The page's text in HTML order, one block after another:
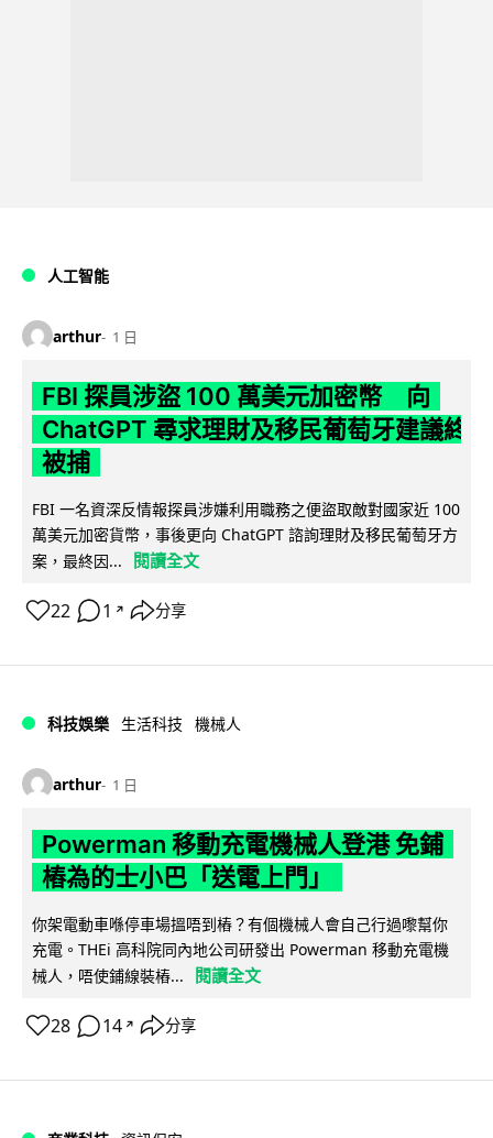
人工智能
arthur 1 日
FBI 探員涉盜 100 萬美元加密幣 向
ChatGPT 尋求理財及移民葡萄牙建議終
被捕
FBI 一名資深反情報探員涉嫌利用職務之便盜取敵對國家近 100
萬美元加密貨幣，事後更向 ChatGPT 諮詢理財及移民葡萄牙方
案，最終因...
閱讀全文
22 1 ↗ 分享
科技娛樂 生活科技 機械人
arthur 1 日
Powerman 移動充電機械人登港 免鋪
樁為的士小巴「送電上門」
你架電動車喺停車場搵唔到樁？有個機械人會自己行過嚟幫你
充電。THEi 高科院同內地公司研發出 Powerman 移動充電機
械人，唔使鋪線裝樁...
閱讀全文
28 14 ↗ 分享